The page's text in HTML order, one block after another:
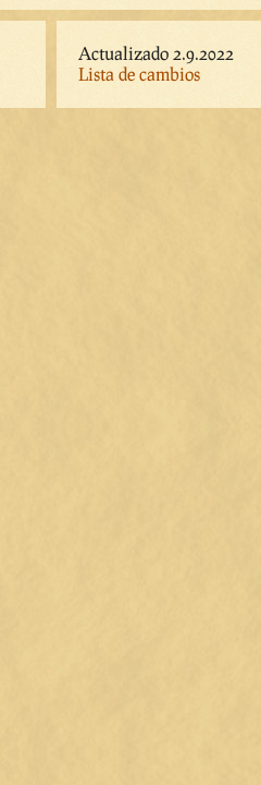
Actualizado 2.9.2022
Lista de cambios